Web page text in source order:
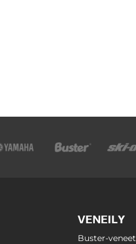
VENEILY
Buster-veneet